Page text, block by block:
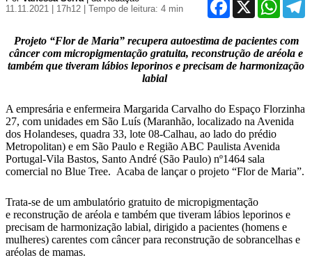
11.11.2021 | 17h12
| Tempo de leitura: 4 min
Projeto “Flor de Maria” recupera autoestima de pacientes com
câncer com micropigmentação gratuita, reconstrução de aréola e
também que tiveram lábios leporinos e precisam de harmonização
labial
A empresária e enfermeira Margarida Carvalho do Espaço Florzinha
27, com unidades em São Luís (Maranhão, localizado na Avenida
dos Holandeses, quadra 33, lote 08-Calhau, ao lado do prédio
Metropolitan) e em São Paulo e Região ABC Paulista Avenida
Portugal-Vila Bastos, Santo André (São Paulo) nº1464 sala
comercial no Blue Tree. Acaba de lançar o projeto “Flor de Maria”.
Trata-se de um ambulatório gratuito de micropigmentação
e reconstrução de aréola e também que tiveram lábios leporinos e
precisam de harmonização labial, dirigido a pacientes (homens e
mulheres) carentes com câncer para reconstrução de sobrancelhas e
aréolas de mamas.